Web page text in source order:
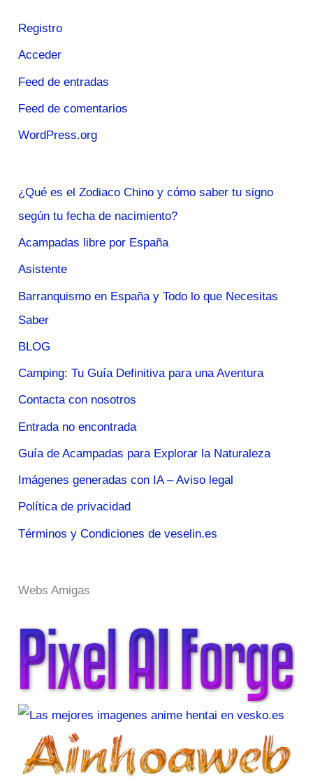
Registro
Acceder
Feed de entradas
Feed de comentarios
WordPress.org
¿Qué es el Zodiaco Chino y cómo saber tu signo
según tu fecha de nacimiento?
Acampadas libre por España
Asistente
Barranquismo en España y Todo lo que Necesitas
Saber
BLOG
Camping: Tu Guía Definitiva para una Aventura
Contacta con nosotros
Entrada no encontrada
Guía de Acampadas para Explorar la Naturaleza
Imágenes generadas con IA – Aviso legal
Política de privacidad
Términos y Condiciones de veselin.es
Webs Amigas